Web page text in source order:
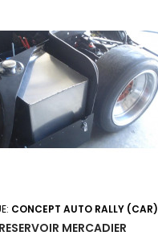
CONCEPT AUTO RALLY (CAR)
RESERVOIR MERCADIER